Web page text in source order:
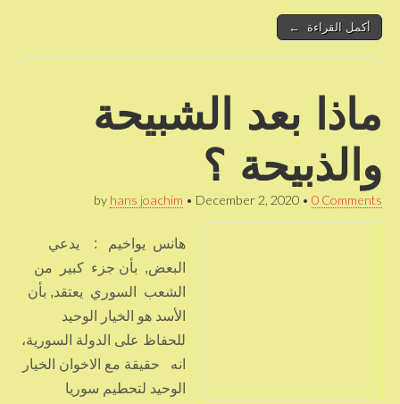
أكمل القراءة ←
ماذا بعد الشبيحة
والذبيحة ؟
by hans joachim • December 2, 2020 • 0 Comments
هانس يواخيم : يدعي
البعض, بأن جزء كبير من
الشعب السوري يعتقد, بأن
الأسد هو الخيار الوحيد
للحفاظ على الدولة السورية،
انه حقيقة مع الاخوان الخيار
الوحيد لتحطيم سوريا